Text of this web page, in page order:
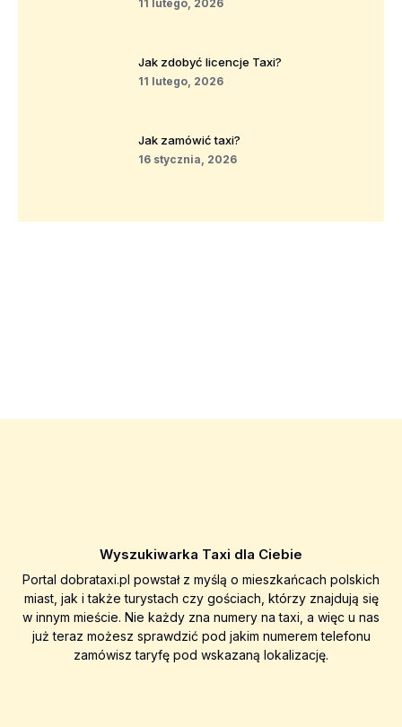
11 lutego, 2026
Jak zdobyć licencje Taxi?
11 lutego, 2026
Jak zamówić taxi?
16 stycznia, 2026
Wyszukiwarka Taxi dla Ciebie
Portal dobrataxi.pl powstał z myślą o mieszkańcach polskich
miast, jak i także turystach czy gościach, którzy znajdują się
w innym mieście. Nie każdy zna numery na taxi, a więc u nas
już teraz możesz sprawdzić pod jakim numerem telefonu
zamówisz taryfę pod wskazaną lokalizację.